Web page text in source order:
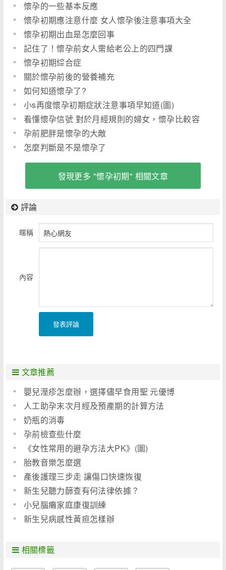
懷孕的一些基本反應
懷孕初期應注意什麼 女人懷孕後注意事項大全
懷孕初期出血是怎麼回事
記住了！懷孕前女人需給老公上的四門課
懷孕初期綜合症
關於懷孕前後的營養補充
如何知道懷孕了?
小s再度懷孕初期症狀注意事項早知道(圖)
看懂懷孕信號 對於月經規則的婦女，懷孕比較容
易判斷
孕前肥胖是懷孕的大敵
怎麼判斷是不是懷孕了
發現更多 "懷孕初期" 相關文章
評論
暱稱
內容
發表評論
文章推薦
嬰兒溼疹怎麼辦，選擇儘早食用聖 元優博
人工助孕末次月經及預產期的計算方法
奶瓶的消毒
孕前檢查些什麼
《女性常用的避孕方法大PK》(圖)
胎教音樂怎麼選
產後護理三步走 讓傷口快速恢復
新生兒聽力篩查有何法律依據？
小兒腦癱家庭康復訓練
新生兒病感性黃疸怎樣辦
相關標籤